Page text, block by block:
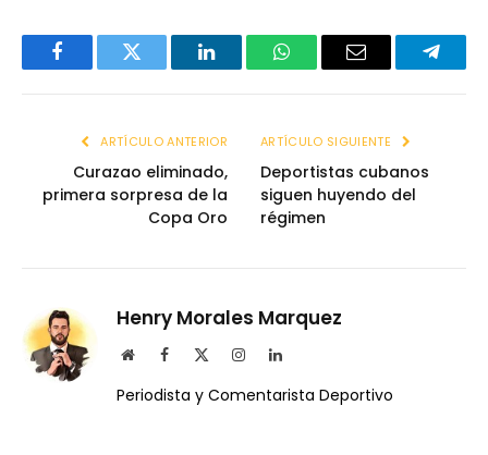
FacebookTwitter LinkedInWhatsAppEmail
ARTÍCULO ANTERIOR
Curazao eliminado,
primera sorpresa de la
Copa Oro
ARTÍCULO SIGUIENTE
Deportistas cubanos
siguen huyendo del
régimen
Henry Morales Marquez
WebsiteFacebook InstagramLinkedIn
Periodista y Comentarista Deportivo